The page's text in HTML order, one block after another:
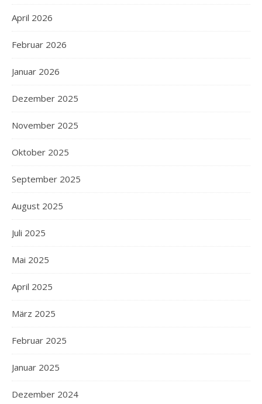
April 2026
Februar 2026
Januar 2026
Dezember 2025
November 2025
Oktober 2025
September 2025
August 2025
Juli 2025
Mai 2025
April 2025
März 2025
Februar 2025
Januar 2025
Dezember 2024